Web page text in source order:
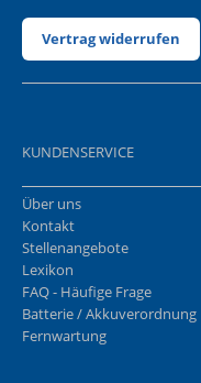
Vertrag widerrufen
KUNDENSERVICE
Über uns
Kontakt
Stellenangebote
Lexikon
FAQ - Häufige Frage
Batterie / Akkuverordnung
Fernwartung